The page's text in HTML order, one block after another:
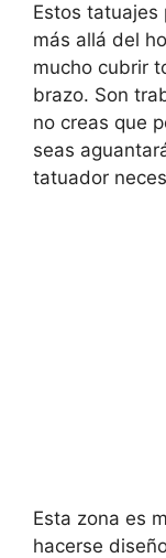
Estos tatuajes
más allá del
mucho cubrir
brazo. Son
no creas que
seas
tatuador
Esta zona es
hacerse